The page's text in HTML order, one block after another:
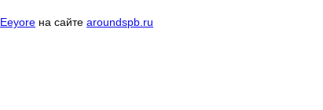
Eeyore на сайтеaroundspb.ru